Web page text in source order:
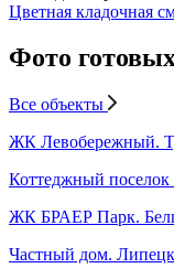
Цветная кладочная
Фото
Все объекты
ЖК Левобережный.
Коттеджный поселок
ЖК БРАЕР Парк.
Частный дом. Липецк